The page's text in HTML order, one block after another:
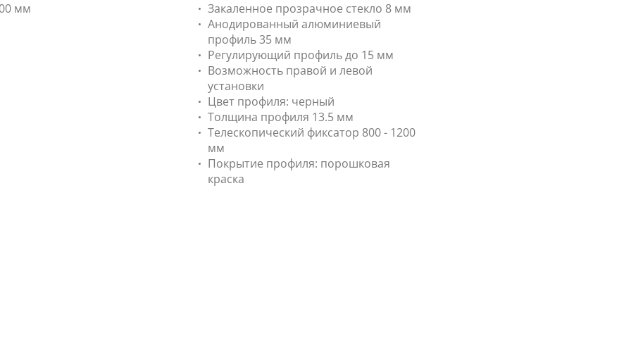
мм
Закаленное прозрачное стекло 8 мм
Анодированный алюминиевый
профиль 35 мм
Регулирующий профиль до 15 мм
Возможность правой и левой
установки
Цвет профиля: черный
Толщина профиля 13.5 мм
Телескопический фиксатор 800 - 1200
мм
Покрытие профиля: порошковая
краска